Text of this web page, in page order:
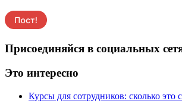
Присоединяйся в социальных
Это интересно
Курсы для сотрудников: сколько это